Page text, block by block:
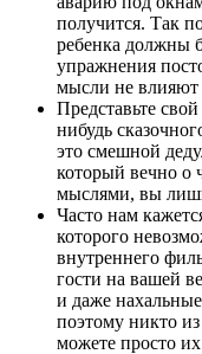
получится. Так
ребенка должны
упражнения
мысли не влияют
Представьте
нибудь
это смешной
который вечно о
мыслями, вы
Часто нам
которого
внутреннего
гости на вашей
и даже
поэтому никто
можете просто